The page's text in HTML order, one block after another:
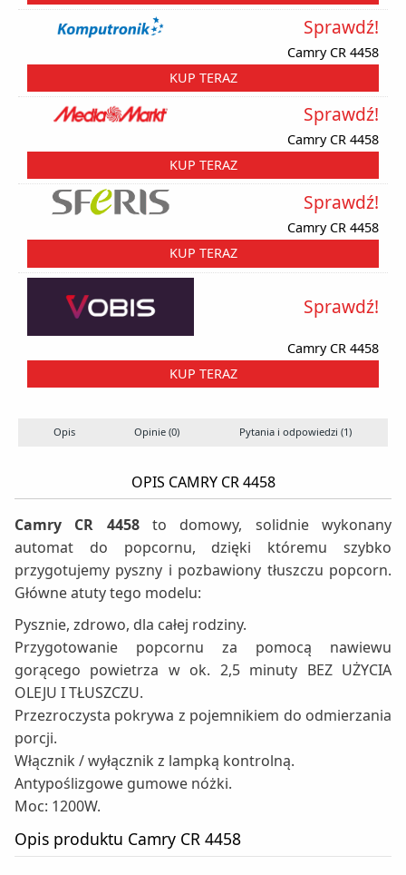
Camry CR 4458
Sprawdź!
KUP TERAZ
Camry CR 4458
Sprawdź!
KUP TERAZ
Camry CR 4458
Sprawdź!
KUP TERAZ
Camry CR 4458
Sprawdź!
KUP TERAZ
Opis Opinie (0) Pytania i odpowiedzi (1)
OPIS CAMRY CR 4458
Camry CR 4458to domowy, solidnie wykonany
automat do popcornu, dzięki któremu szybko
przygotujemy pyszny i pozbawiony tłuszczu popcorn.
Główne atuty tego modelu:
Pysznie, zdrowo, dla całej rodziny.
Przygotowanie popcornu za pomocą nawiewu
gorącego powietrza w ok. 2,5 minuty BEZ UŻYCIA
OLEJU I TŁUSZCZU.
Przezroczysta pokrywa z pojemnikiem do odmierzania
porcji.
Włącznik / wyłącznik z lampką kontrolną.
Antypoślizgowe gumowe nóżki.
Moc: 1200W.
Opis produktu Camry CR 4458